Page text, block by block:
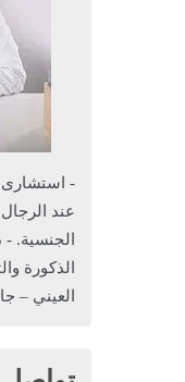
-
عند
الجنسية.
الذكورة
العيني –